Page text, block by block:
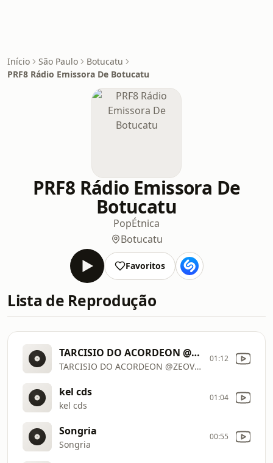
Início São Paulo
Botucatu
PRF8 Rádio Emissora De Botucatu
PRF8 Rádio Emissora De
Botucatu
PopÉtnica
Botucatu
Favoritos
Lista de Reprodução
TARCISIO DO ACORDEON @ZEOVOCDS
TARCISIO DO ACORDEON @ZEOVOCDS
01:12
kel cds
kel cds
01:04
Songria
Songria
00:55